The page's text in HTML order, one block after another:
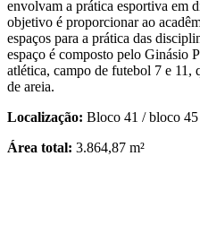
envolvam a prática esportiva em
objetivo é proporcionar ao
espaços para a prática das
espaço é composto pelo Ginásio
atlética, campo de futebol 7 e 11,
de areia.
Localização: Bloco 41 / bloco 45
Área total: 3.864,87 m²